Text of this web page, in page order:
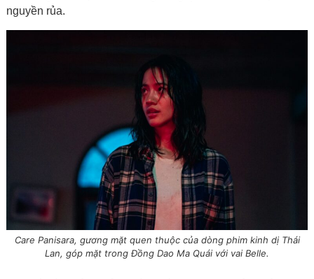
nguyền rủa.
Care Panisara, gương mặt quen thuộc của dòng phim kinh dị Thái
Lan, góp mặt trong Đồng Dao Ma Quái với vai Belle.